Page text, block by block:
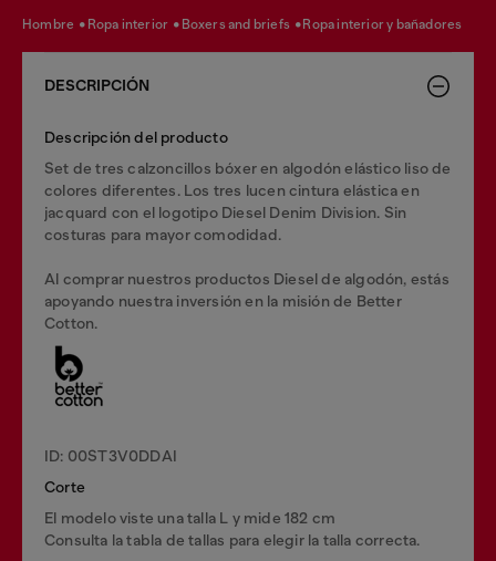
hombre ropa interior boxers and briefs ropa interior y bañadores
DESCRIPCIÓN
Descripción del producto
Set de tres calzoncillos bóxer en algodón elástico liso de
colores diferentes. Los tres lucen cintura elástica en
jacquard con el logotipo Diesel Denim Division. Sin
costuras para mayor comodidad.
Al comprar nuestros productos Diesel de algodón, estás
apoyando nuestra inversión en la misión de Better
Cotton.
ID: 00ST3V0DDAI
Corte
El modelo viste una talla L y mide 182 cm
Consulta la tabla de tallas para elegir la talla correcta.